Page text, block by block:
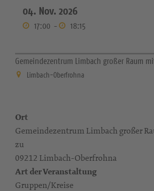
04. Nov. 2026
17:00 - 18:15
Gemeindezentrum Limbach großer Raum
Limbach-Oberfrohna
Ort
Gemeindezentrum Limbach großer
zu
09212 Limbach-Oberfrohna
Art der Veranstaltung
Gruppen/Kreise